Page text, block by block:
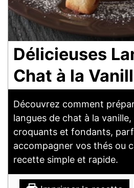
Délicieuses
Chat à la
Découvrez comment
langues de chat à la
croquants et fondants,
accompagner vos thés ou
recette simple et rapide.